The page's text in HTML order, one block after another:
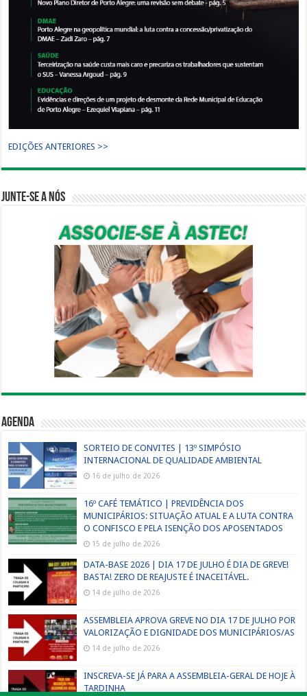
EDIÇÕES ANTERIORES >>
Junte-se a nós
Agenda
SORTEIO DE CONVITES | 13º SIMPÓSIO
INTERNACIONAL DE QUALIDADE AMBIENTAL
16 de julho de 2026
16º CAFÉ TEMÁTICO | PREVIDÊNCIA DOS
MUNICIPÁRIOS: SITUAÇÃO ATUAL E A LUTA CONTRA
O CONFISCO E PELA ISENÇÃO DOS APOSENTADOS
15 de julho de 2026
DATA-BASE 2026 | DIA 17 DE JULHO É DIA DE GREVE!
BASTA! ZERO DE REAJUSTE É INACEITÁVEL.
14 de julho de 2026
ASSEMBLEIA APROVA GREVE NO DIA 17 DE JULHO POR
VALORIZAÇÃO E DIGNIDADE DOS MUNICIPÁRIOS/AS
14 de julho de 2026
INSCREVA-SE JÁ PARA A ASSEMBLEIA-GERAL DE HOJE À
TARDINHA